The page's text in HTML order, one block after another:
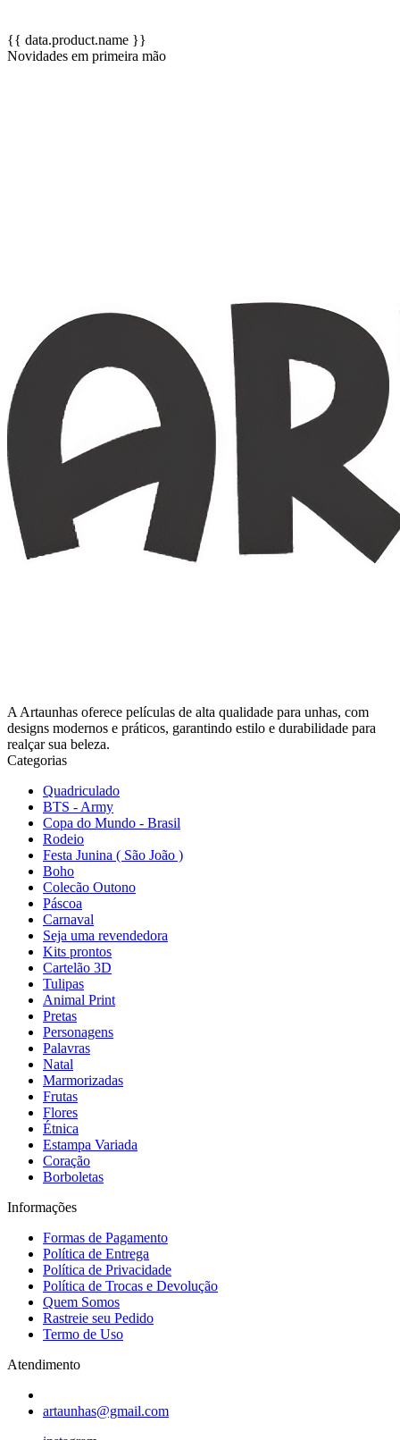
{{ data.product.name }}
Novidades em primeira mão
A Artaunhas oferece películas de alta qualidade para unhas, com
designs modernos e práticos, garantindo estilo e durabilidade para
realçar sua beleza.
Categorias
Quadriculado
BTS - Army
Copa do Mundo - Brasil
Rodeio
Festa Junina ( São João )
Boho
Colecão Outono
Páscoa
Carnaval
Seja uma revendedora
Kits prontos
Cartelão 3D
Tulipas
Animal Print
Pretas
Personagens
Palavras
Natal
Marmorizadas
Frutas
Flores
Étnica
Estampa Variada
Coração
Borboletas
Informações
Formas de Pagamento
Política de Entrega
Política de Privacidade
Política de Trocas e Devolução
Quem Somos
Rastreie seu Pedido
Termo de Uso
Atendimento
artaunhas@gmail.com